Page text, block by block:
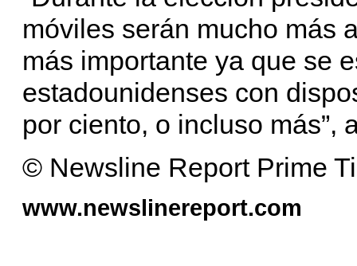
móviles serán mucho más
más importante ya que se
estadounidenses con
por ciento, o incluso más”,
© Newsline Report Prime
www.newslinereport.com